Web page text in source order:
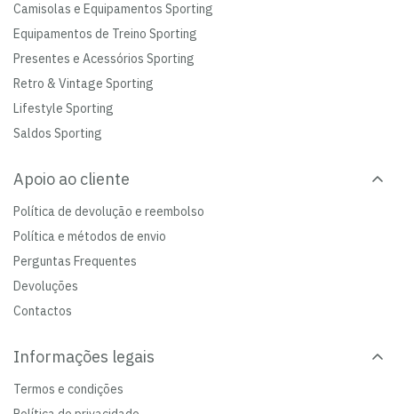
Camisolas e Equipamentos Sporting
Equipamentos de Treino Sporting
Presentes e Acessórios Sporting
Retro & Vintage Sporting
Lifestyle Sporting
Saldos Sporting
Apoio ao cliente
Política de devolução e reembolso
Política e métodos de envio
Perguntas Frequentes
Devoluções
Contactos
Informações legais
Termos e condições